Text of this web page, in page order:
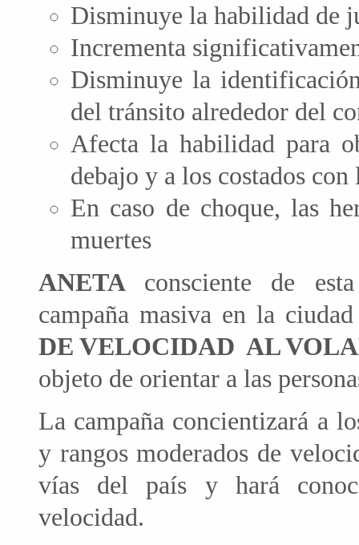
Disminuye la habilidad de
Incrementa
Disminuye la
del tránsito alrededor del
Afecta la habilidad para
debajo y a los costados
En caso de choque, las
muertes
ANETA consciente de
campaña masiva en la
DE VELOCIDAD AL
objeto de orientar a las
La campaña concientizará a
y rangos moderados de
vías del país y hará
velocidad.